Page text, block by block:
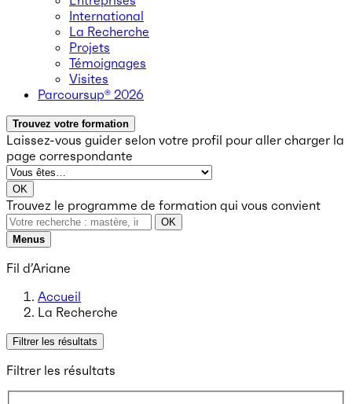
International
La Recherche
Projets
Témoignages
Visites
Parcoursup® 2026
Trouvez votre formation
Laissez-vous guider selon votre profil pour aller charger la
page correspondante
OK
Trouvez le programme de formation qui vous convient
OK
Menus
Fil d’Ariane
Accueil
La Recherche
Filtrer les résultats
Filtrer les résultats